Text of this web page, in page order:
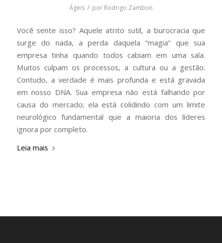
Ágeis / por Rodrigo Zambon
Você sente isso? Aquele atrito sutil, a burocracia que
surge do nada, a perda daquela “magia” que sua
empresa tinha quando todos cabiam em uma sala.
Muitos culpam os processos, a cultura ou a gestão.
Contudo, a verdade é mais profunda e está gravada
em nosso DNA. Sua empresa não está falhando por
causa do mercado; ela está colidindo com um limite
neurológico fundamental que a maioria dos líderes
ignora por completo.
Leia mais